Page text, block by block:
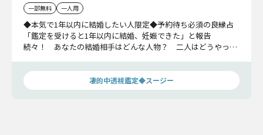
一部無料 一人用
◆本気で1年以内に結婚したい人限定◆予約待ち必須の良縁占
「鑑定を受けると1年以内に結婚、妊娠できた」と報告
続々！ あなたの結婚相手はどんな人物？ 二人はどうやって
凄的中透視鑑定◆スージー